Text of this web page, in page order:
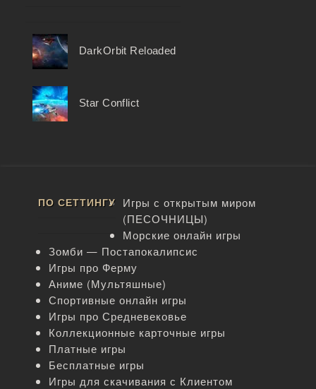
DarkOrbit Reloaded
Star Conflict
ПО СЕТТИНГУ Игры с открытым миром
(ПЕСОЧНИЦЫ)
Морские онлайн игры
Зомби — Постапокалипсис
Игры про Ферму
Аниме (Мультяшные)
Спортивные онлайн игры
Игры про Средневековье
Коллекционные карточные игры
Платные игры
Бесплатные игры
Игры для скачивания с Клиентом